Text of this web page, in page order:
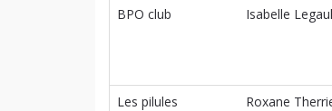
BPO club Isabelle
Les pilules
Roxane